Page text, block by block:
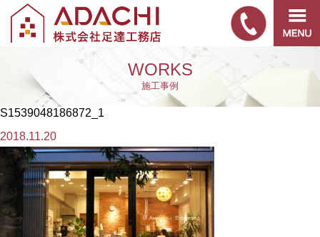
WORKS
施工事例
S1539048186872_1
2018.11.20